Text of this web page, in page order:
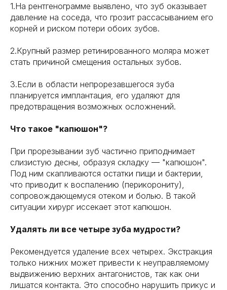
1.На рентгенограмме выявлено, что зуб оказывает
давление на соседа, что грозит рассасыванием его
корней и риском потери обоих зубов.
2.Крупный размер ретинированного моляра может
стать причиной смещения остальных зубов.
3.Если в области непрорезавшегося зуба
планируется имплантация, его удаляют для
предотвращения возможных осложнений.
Что такое "капюшон"?
При прорезывании зуб частично приподнимает
слизистую десны, образуя складку — "капюшон".
Под ним скапливаются остатки пищи и бактерии,
что приводит к воспалению (перикорониту),
сопровождающемуся отеком и болью. В такой
ситуации хирург иссекает этот капюшон.
Удалять ли все четыре зуба мудрости?
Рекомендуется удаление всех четырех. Экстракция
только нижних может привести к неуправляемому
выдвижению верхних антагонистов, так как они
лишатся контакта. Это способно нарушить прикус и